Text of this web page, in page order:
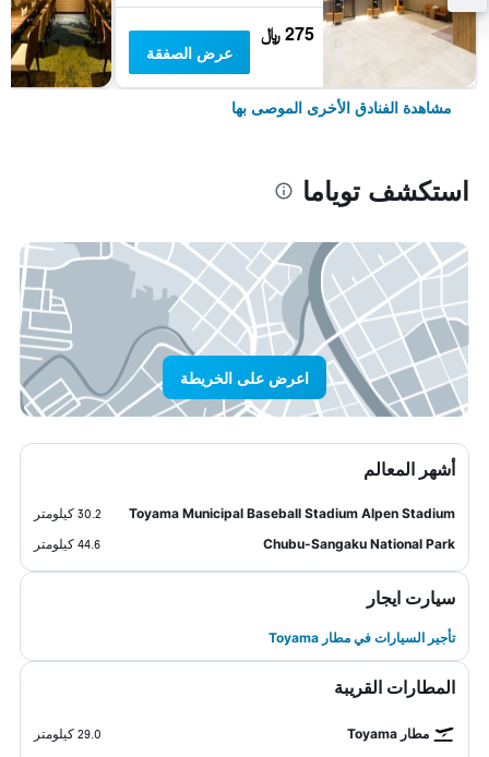
275 ﷼
عرض الصفقة
مشاهدة الفنادق الأخرى الموصى بها
استكشف توياما
اعرض على الخريطة
أشهر المعالم
Toyama Municipal Baseball Stadium Alpen Stadium
30.2 كيلومتر
Chubu-Sangaku National Park
44.6 كيلومتر
سيارت ايجار
تأجير السيارات في مطار Toyama
المطارات القريبة
مطار Toyama 29.0 كيلومتر